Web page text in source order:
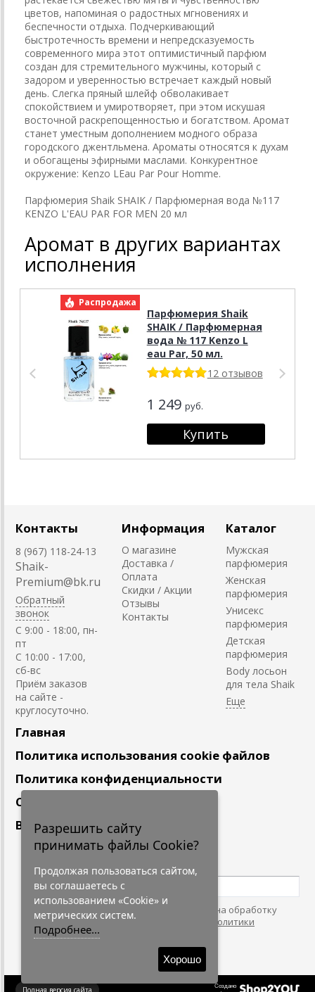
цветов, напоминая о радостных мгновениях и
беспечности отдыха. Подчеркивающий
быстротечность времени и непредсказуемость
современного мира этот оптимистичный парфюм
создан для стремительного мужчины, который с
задором и уверенностью встречает каждый новый
день. Слегка пряный шлейф обволакивает
спокойствием и умиротворяет, при этом искушая
восточной раскрепощенностью и богатством. Аромат
станет уместным дополнением модного образа
городского джентльмена. Ароматы относятся к духам
и обогащены эфирными маслами. Конкурентное
окружение: Kenzo LEau Par Pour Homme.
Парфюмерия Shaik SHAIK / Парфюмерная вода №117
KENZO L'EAU PAR FOR MEN 20 мл
Аромат в других вариантах
исполнения
Распродажа
Парфюмерия Shaik
SHAIK / Парфюмерная
вода № 117 Kenzo L
eau Par, 50 мл.
12 отзывов
1 249 руб.
Контакты
8 (967) 118-24-13
Shaik-
Premium@bk.ru
Обратный
звонок
C 9:00 - 18:00, пн-
пт
С 10:00 - 17:00,
сб-вс
Приём заказов
на сайте -
круглосуточно.
Информация
О магазине
Доставка /
Оплата
Скидки / Акции
Отзывы
Контакты
Каталог
Мужская
парфюмерия
Женская
парфюмерия
Унисекс
парфюмерия
Детская
парфюмерия
Body лосьон
для тела Shaik
Главная
Политика использования cookie файлов
Политика конфиденциальности
Сотрудничество
Вакансии
Подпишитесь
Нажимая на кнопку, я даю согласие на обработку
персональных данных. С условиями
"Политики
Конфидециальности"
Создано
Полная версия сайта
Разрешить сайту
принимать файлы Cookie?
Продолжая пользоваться сайтом,
вы соглашаетесь с
использованием «Cookie» и
метрических систем.
Подробнее...
Хорошо